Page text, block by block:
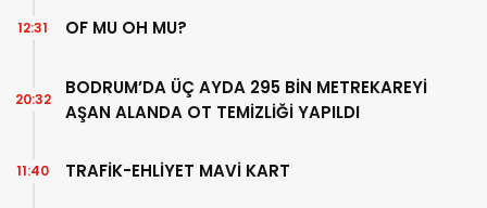
OF MU OH MU?
12:31
BODRUM’DA ÜÇ AYDA 295 BİN METREKAREYİ
AŞAN ALANDA OT TEMİZLİĞİ YAPILDI
20:32
TRAFİK-EHLİYET MAVİ KART
11:40